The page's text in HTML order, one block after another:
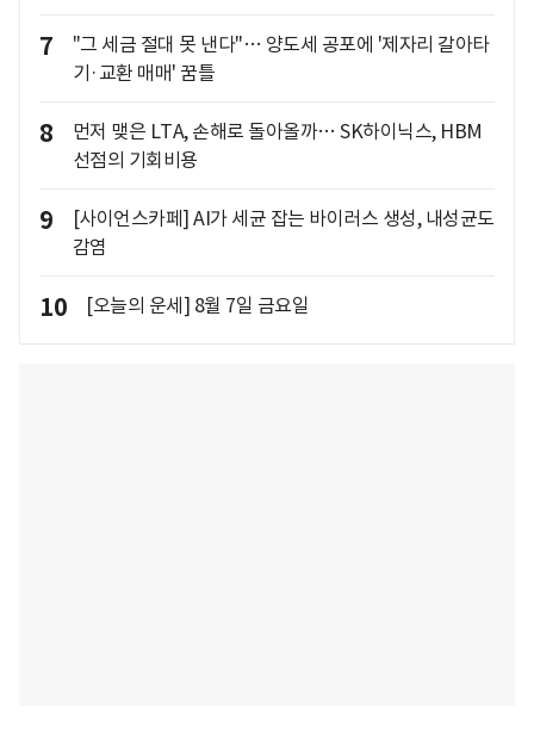
7
"그 세금 절대 못 낸다"… 양도세 공포에 '제자리 갈아타
기·교환 매매' 꿈틀
8
먼저 맺은 LTA, 손해로 돌아올까… SK하이닉스, HBM
선점의 기회비용
9
[사이언스카페] AI가 세균 잡는 바이러스 생성, 내성균도
감염
10 [오늘의 운세] 8월 7일 금요일